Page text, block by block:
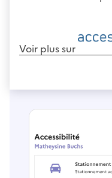
Voir plus sur